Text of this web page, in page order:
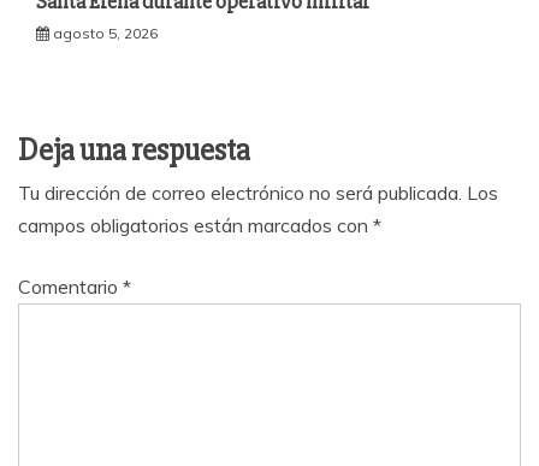
agosto 5, 2026
Deja una respuesta
Tu dirección de correo electrónico no será publicada. Los
campos obligatorios están marcados con *
Comentario *